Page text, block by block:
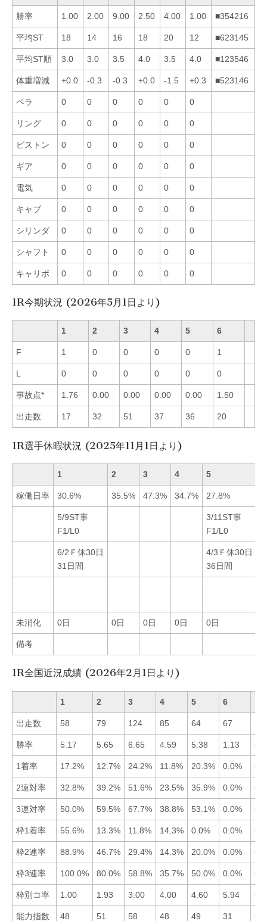
勝率 1.00 2.00 9.00 2.50 4.00 1.00 ■354216
平均ST 18 14 16 18 20 12 ■623145
平均ST順 3.0 3.0 3.5 4.0 3.5 4.0 ■123546
体重増減 +0.0 -0.3 -0.3 +0.0 -1.5 +0.3 ■523146
ペラ 0 0 0 0 0 0
リング 0 0 0 0 0 0
ピストン 0 0 0 0 0 0
ギア 0 0 0 0 0 0
電気 0 0 0 0 0 0
キャブ 0 0 0 0 0 0
シリンダ 0 0 0 0 0 0
シャフト 0 0 0 0 0 0
キャリボ 0 0 0 0 0 0
1R今期状況 (2026年5月1日より)
1 2 3 4 5 6
F 1 0 0 0 0 1
L 0 0 0 0 0 0
事故点* 1.76 0.00 0.00 0.00 0.00 1.50
出走数 17 32 51 37 36 20
1R選手休暇状況 (2025年11月1日より)
1 2 3 4 5
稼働日率 30.6% 35.5% 47.3% 34.7% 27.8%
5/9ST事
F1/L0
3/11ST事
F1/L0
6/2Ｆ休30日
31日間
4/3Ｆ休30日
36日間
未消化 0日 0日 0日 0日 0日
備考
1R全国近況成績 (2026年2月1日より)
1 2 3 4 5 6
出走数 58 79 124 85 64 67
勝率 5.17 5.65 6.65 4.59 5.38 1.13
1着率 17.2% 12.7% 24.2% 11.8% 20.3% 0.0%
2連対率 32.8% 39.2% 51.6% 23.5% 35.9% 0.0%
3連対率 50.0% 59.5% 67.7% 38.8% 53.1% 0.0%
枠1着率 55.6% 13.3% 11.8% 14.3% 0.0% 0.0%
枠2連率 88.9% 46.7% 29.4% 14.3% 20.0% 0.0%
枠3連率 100.0% 80.0% 58.8% 35.7% 50.0% 0.0%
枠別コ率 1.00 1.93 3.00 4.00 4.60 5.94
能力指数 48 51 58 48 49 31